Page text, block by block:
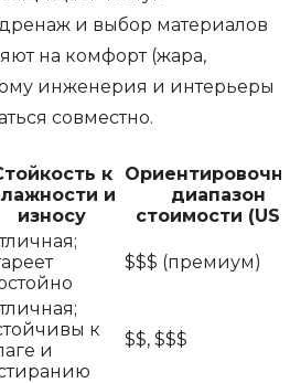
и выбор материалов
на комфорт (жара,
инженерия и интерьеры
совместно.
к
и
износу
диапазон
стоимости
$$$ (премиум)
к
и
$$, $$$